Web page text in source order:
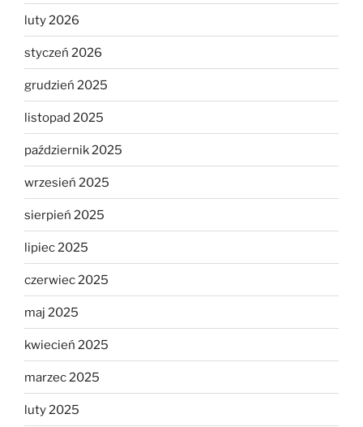
luty 2026
styczeń 2026
grudzień 2025
listopad 2025
październik 2025
wrzesień 2025
sierpień 2025
lipiec 2025
czerwiec 2025
maj 2025
kwiecień 2025
marzec 2025
luty 2025